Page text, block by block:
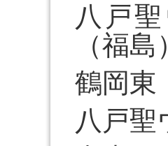
八戸
（福島
鶴岡東
八戸聖